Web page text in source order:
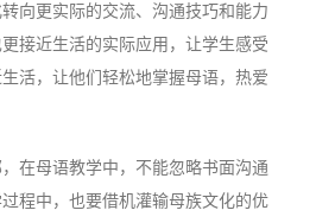
向更实际的交流、沟通技巧和能力
接近生活的实际应用，让学生感受
活，让他们轻松地掌握母语，热爱
在母语教学中，不能忽略书面沟通
程中，也要借机灌输母族文化的优